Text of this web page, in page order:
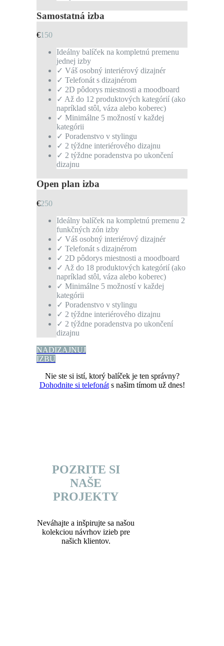
Samostatná izba
€150
Ideálny balíček na kompletnú premenu
jednej izby
✓ Váš osobný interiérový dizajnér
✓ Telefonát s dizajnérom
✓ 2D pôdorys miestnosti a moodboard
✓ Až do 12 produktových kategórií (ako
napríklad stôl, váza alebo koberec)
✓ Minimálne 5 možností v každej
kategórii
✓ Poradenstvo v stylingu
✓ 2 týždne interiérového dizajnu
✓ 2 týždne poradenstva po ukončení
dizajnu
Open plan izba
€250
Ideálny balíček na kompletnú premenu 2
funkčných zón izby
✓ Váš osobný interiérový dizajnér
✓ Telefonát s dizajnérom
✓ 2D pôdorys miestnosti a moodboard
✓ Až do 18 produktových kategórií (ako
napríklad stôl, váza alebo koberec)
✓ Minimálne 5 možností v každej
kategórii
✓ Poradenstvo v stylingu
✓ 2 týždne interiérového dizajnu
✓ 2 týždne poradenstva po ukončení
dizajnu
NADIZAJNUJ
IZBU
Nie ste si istí, ktorý balíček je ten správny?
Dohodnite si telefonáts našim tímom už dnes!
POZRITE SI
NAŠE
PROJEKTY
Neváhajte a inšpirujte sa našou
kolekciou návrhov izieb pre
našich klientov.